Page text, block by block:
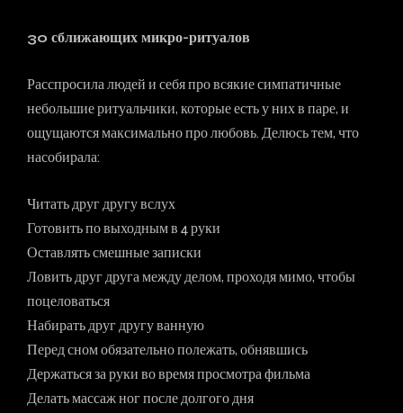
30 сближающих микро-ритуалов
Расспросила людей и себя про всякие симпатичные
небольшие ритуальчики, которые есть у них в паре, и
ощущаются максимально про любовь. Делюсь тем, что
насобирала:
Читать друг другу вслух
Готовить по выходным в 4 руки
Оставлять смешные записки
Ловить друг друга между делом, проходя мимо, чтобы
поцеловаться
Набирать друг другу ванную
Перед сном обязательно полежать, обнявшись
Держаться за руки во время просмотра фильма
Делать массаж ног после долгого дня